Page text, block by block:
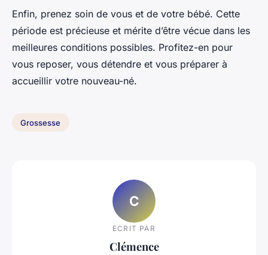
Enfin, prenez soin de vous et de votre bébé. Cette
période est précieuse et mérite d’être vécue dans les
meilleures conditions possibles. Profitez-en pour
vous reposer, vous détendre et vous préparer à
accueillir votre nouveau-né.
Grossesse
C
ECRIT PAR
Clémence